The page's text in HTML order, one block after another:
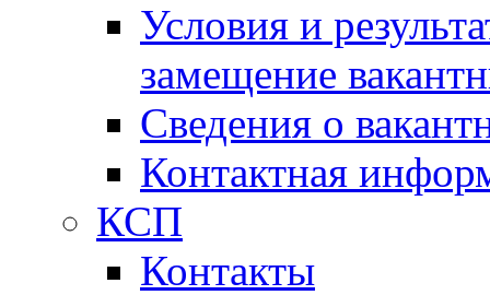
Условия и
замещение
Сведения о
Контактная
КСП
Контакты